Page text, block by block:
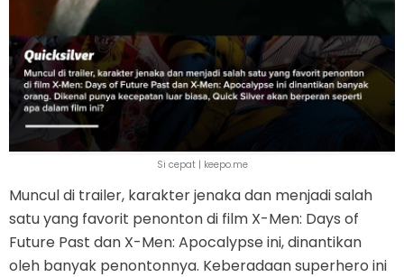
Si cepat | keepo.me
Muncul di trailer, karakter jenaka dan menjadi salah
satu yang favorit penonton di film X-Men: Days of
Future Past dan X-Men: Apocalypse ini, dinantikan
oleh banyak penontonnya. Keberadaan superhero ini